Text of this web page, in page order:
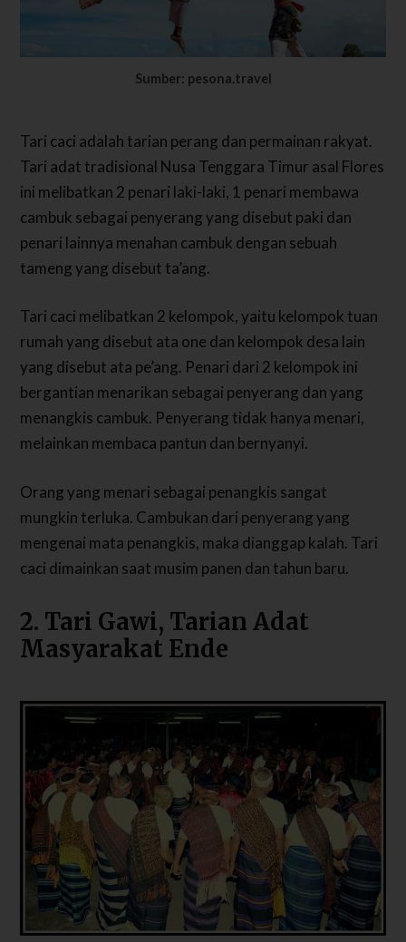
Sumber: pesona.travel
Tari caci adalah tarian perang dan permainan rakyat.
Tari adat tradisional Nusa Tenggara Timur asal Flores
ini melibatkan 2 penari laki-laki, 1 penari membawa
cambuk sebagai penyerang yang disebut paki dan
penari lainnya menahan cambuk dengan sebuah
tameng yang disebut ta’ang.
Tari caci melibatkan 2 kelompok, yaitu kelompok tuan
rumah yang disebut ata one dan kelompok desa lain
yang disebut ata pe’ang. Penari dari 2 kelompok ini
bergantian menarikan sebagai penyerang dan yang
menangkis cambuk. Penyerang tidak hanya menari,
melainkan membaca pantun dan bernyanyi.
Orang yang menari sebagai penangkis sangat
mungkin terluka. Cambukan dari penyerang yang
mengenai mata penangkis, maka dianggap kalah. Tari
caci dimainkan saat musim panen dan tahun baru.
2. Tari Gawi, Tarian Adat
Masyarakat Ende